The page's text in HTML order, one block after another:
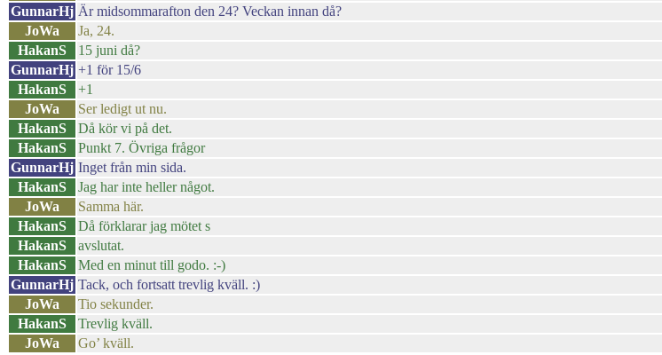
GunnarHj Är midsommarafton den 24? Veckan innan då?
JoWa
Ja, 24.
HakanS
15 juni då?
GunnarHj +1 för 15/6
HakanS
+1
JoWa
Ser ledigt ut nu.
HakanS
Då kör vi på det.
HakanS
Punkt 7. Övriga frågor
GunnarHj Inget från min sida.
HakanS
Jag har inte heller något.
JoWa
Samma här.
HakanS
Då förklarar jag mötet s
HakanS
avslutat.
HakanS
Med en minut till godo. :-)
GunnarHj Tack, och fortsatt trevlig kväll. :)
JoWa
Tio sekunder.
HakanS
Trevlig kväll.
JoWa
Go’ kväll.